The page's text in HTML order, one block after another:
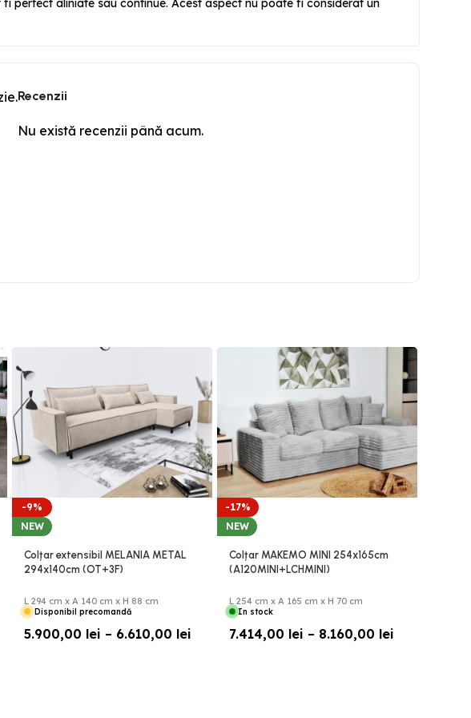
perfect aliniate sau continue. Acest aspect nu poate fi considerat un
Recenzii
Nu există recenzii până acum.
-9%
NEW
Colțar extensibil MELANIA METAL
294x140cm (OT+3F)
L 294 cm x A 140 cm x H 88 cm
Disponibil precomandă
5.900,00 lei – 6.610,00 lei
-17%
NEW
Colțar MAKEMO MINI 254x165cm
(A120MINI+LCHMINI)
L 254 cm x A 165 cm x H 70 cm
In stock
7.414,00 lei – 8.160,00 lei